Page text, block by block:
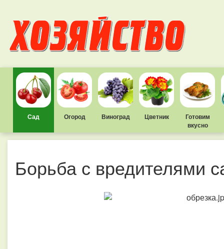
Сад Огород Виноград Цветник
Готовим
вкусно
Борьба с вредителями